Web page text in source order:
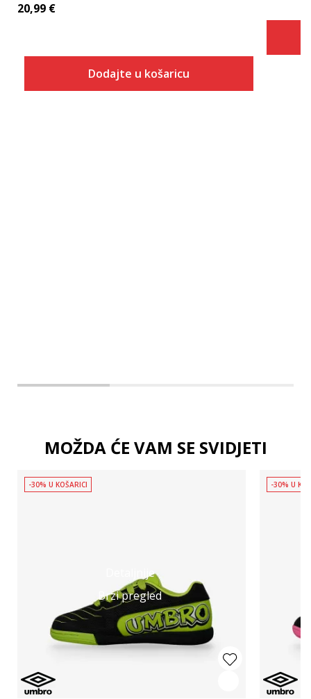
20,99 €
Dodajte u košaricu
MOŽDA ĆE VAM SE SVIDJETI
Detaljnije
Brzi pregled
-30% U KOŠARICI -30% U